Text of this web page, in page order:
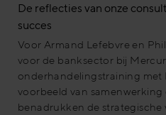
De reflecties van onze
succes
Voor Armand Lefebvre en
voor de banksector bij
onderhandelingstraining met
voorbeeld van samenwerking
benadrukken de strategische